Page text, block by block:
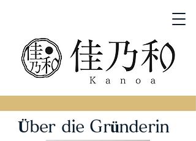
Über die Gründerin